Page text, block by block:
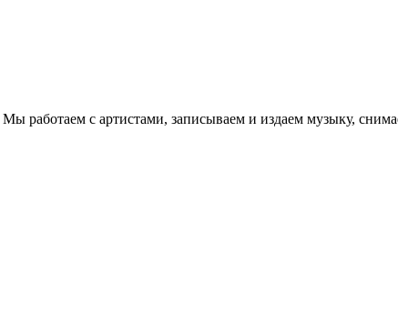
работаем с артистами, записываем и издаем музыку,